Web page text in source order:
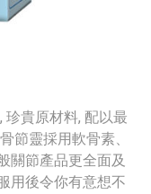
珍貴原材料, 配以最
節靈採用軟骨素、
關節產品更全面及
用後令你有意想不